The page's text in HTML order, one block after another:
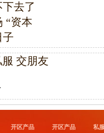
下去了
“资本
子
交朋友
开区产品
开区产品
私